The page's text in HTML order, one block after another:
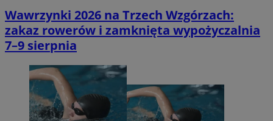
Wawrzynki 2026 na Trzech Wzgórzach:
zakaz rowerów i zamknięta wypożyczalnia
7–9 sierpnia